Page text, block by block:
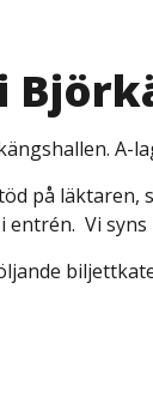
A-
på läktaren,
Vi syns